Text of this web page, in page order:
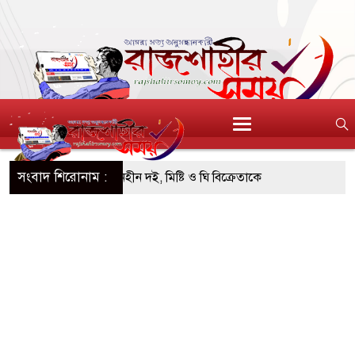
সংবাদ শিরোনাম :
অনুমোদনহীন দই, মিষ্টি ও ঘি বিক্রেতাকে